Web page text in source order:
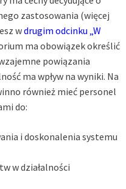
zastosowania (więcej
wdrugim odcinku „W
ma obowiązek określić
powiązania
ma wpływ na wyniki. Na
również mieć personel
do:
i doskonalenia systemu
w działalności